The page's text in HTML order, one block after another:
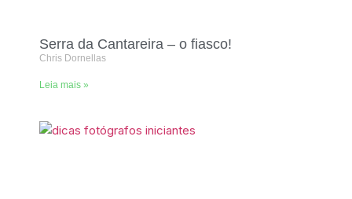
Serra da Cantareira – o fiasco!
Chris Dornellas
Leia mais »